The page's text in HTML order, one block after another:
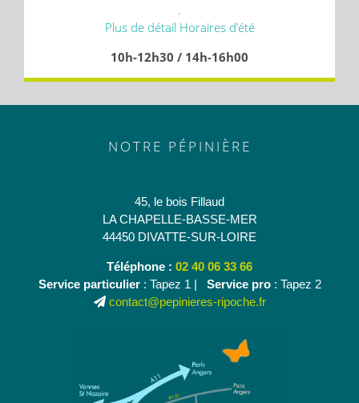
.
Plus de détail Horaires d’été
10h-12h30 / 14h-16h00
NOTRE PÉPINIÈRE
45, le bois Fillaud
LA CHAPELLE-BASSE-MER
44450 DIVATTE-SUR-LOIRE
Téléphone : 02 40 06 33 66
Service particulier: Tapez 1 | Service pro: Tapez 2
contact@pepinieres-ripoche.fr